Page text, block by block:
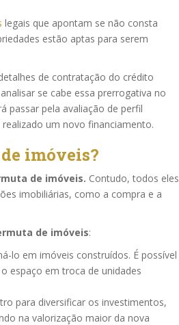
legais que apontam se não consta
estão aptas para serem
de contratação do crédito
se cabe essa prerrogativa no
passar pela avaliação de perfil
um novo financiamento.
imóveis?
de imóveis. Contudo, todos eles
imobiliárias, como a compra e a
de imóveis:
lo em imóveis construídos. É possível
espaço em troca de unidades
para diversificar os investimentos,
na valorização maior da nova